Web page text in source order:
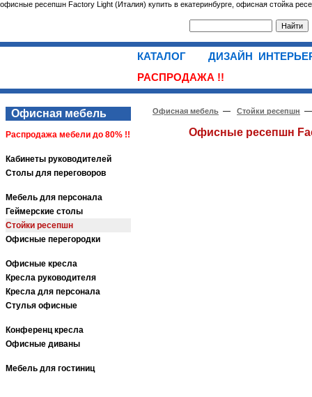
офисные ресепшн Factory Light (Италия) купить в екатеринбурге, офисная стойка
КАТАЛОГ
ДИЗАЙН
РАСПРОДАЖА !!
Офисная мебель
Распродажа мебели до 80% !!
Кабинеты руководителей
Столы для переговоров
Мебель для персонала
Геймерские столы
Стойки ресепшн
Офисные перегородки
Офисные кресла
Кресла руководителя
Кресла для персонала
Стулья офисные
Конференц кресла
Офисные диваны
Мебель для гостиниц
Офисная мебель — Стойки ресепшн —
Офисные ресепшн